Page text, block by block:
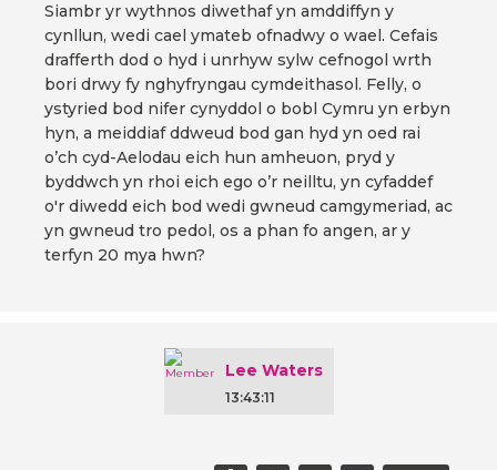
Siambr yr wythnos diwethaf yn amddiffyn y
cynllun, wedi cael ymateb ofnadwy o wael. Cefais
drafferth dod o hyd i unrhyw sylw cefnogol wrth
bori drwy fy nghyfryngau cymdeithasol. Felly, o
ystyried bod nifer cynyddol o bobl Cymru yn erbyn
hyn, a meiddiaf ddweud bod gan hyd yn oed rai
o’ch cyd-Aelodau eich hun amheuon, pryd y
byddwch yn rhoi eich ego o’r neilltu, yn cyfaddef
o'r diwedd eich bod wedi gwneud camgymeriad, ac
yn gwneud tro pedol, os a phan fo angen, ar y
terfyn 20 mya hwn?
Lee Waters
13:43:11